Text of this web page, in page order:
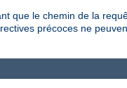
que le chemin de la
précoces ne